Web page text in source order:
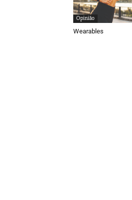
Opinião
Wearables